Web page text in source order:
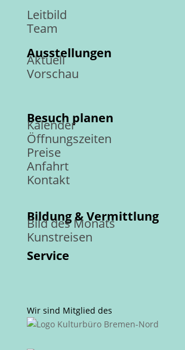
Leitbild
Team
Ausstellungen
Aktuell
Vorschau
Besuch planen
Kalender
Öffnungszeiten
Preise
Anfahrt
Kontakt
Bildung & Vermittlung
Bild des Monats
Kunstreisen
Service
Wir sind Mitglied des